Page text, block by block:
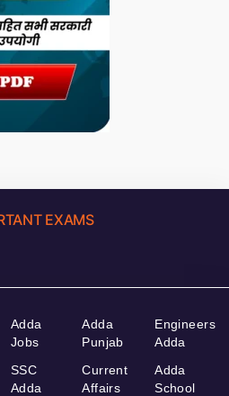
EXAMS
Adda
Jobs
SSC
Adda
Adda
Punjab
Current
Affairs
Engineers
Adda
Adda
School